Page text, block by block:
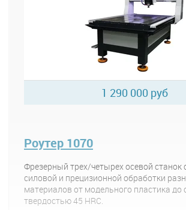
1 290 000 руб
Роутер 1070
Фрезерный трех/четырех осевой станок
силовой и прецизионной обработки
материалов от модельного пластика до
твердостью 45 HRC.